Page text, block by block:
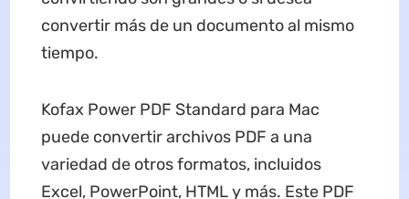
convertir más de un documento al mismo
tiempo.
Kofax Power PDF Standard para Mac
puede convertir archivos PDF a una
variedad de otros formatos, incluidos
Excel, PowerPoint, HTML y más. Este PDF